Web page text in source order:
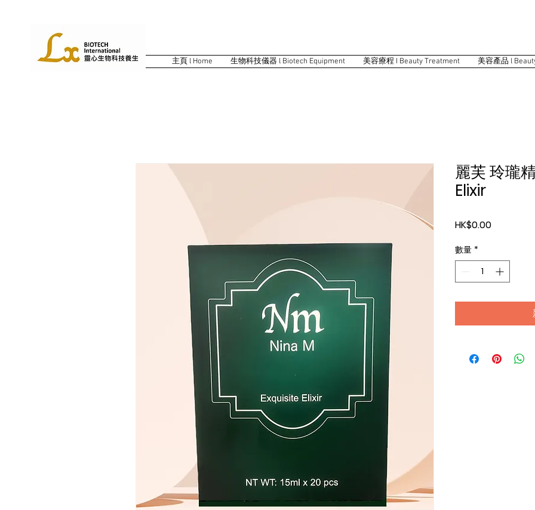
主頁 l Home 生物科技儀器 l Biotech Equipment 美容療程 I Beauty Treatment 美容產品 l
麗芙 玲瓏
Elixir
HK$0.00價
數量 *